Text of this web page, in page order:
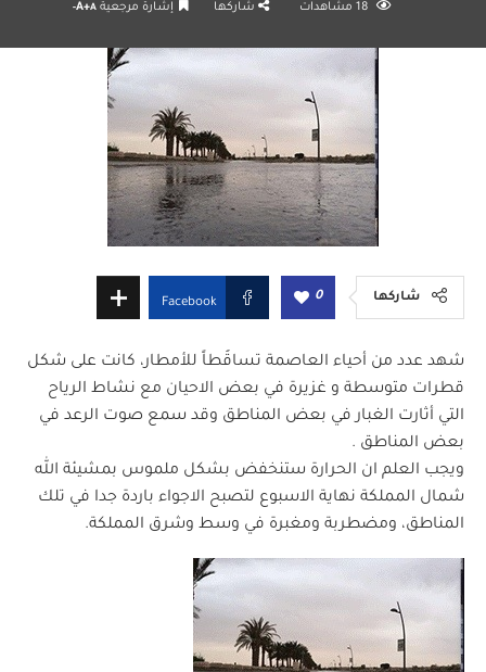
18 مشاهدات شاركها إشارة مرجعية A+A-
شاركها 0
Facebook
شهد عدد من أحياء العاصمة تساقُطاً للأمطار، كانت على شكل
قطرات متوسطة و غزيرة في بعض الاحيان مع نشاط الرياح
التي أثارت الغبار في بعض المناطق وقد سمع صوت الرعد في
بعض المناطق .
ويجب العلم ان الحرارة ستنخفض بشكل ملموس بمشيئة الله
شمال المملكة نهاية الاسبوع لتصبح الاجواء باردة جدا في تلك
المناطق، ومضطربة ومغبرة في وسط وشرق المملكة.